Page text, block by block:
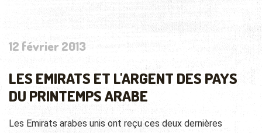
12 février 2013
LES EMIRATS ET L'ARGENT DES PAYS
DU PRINTEMPS ARABE
Les Emirats arabes unis ont reçu ces deux dernières